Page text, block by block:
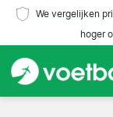
We vergelijken
hoger